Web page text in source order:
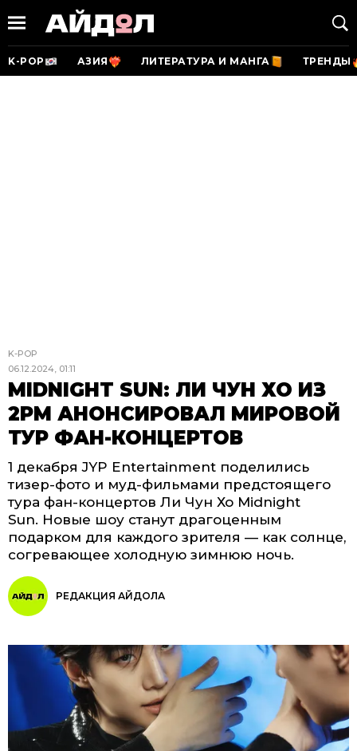
K-POP АЗИЯ ЛИТЕРАТУРА И МАНГА ТРЕНДЫ
K-POP
06.12.2024, 01:11
MIDNIGHT SUN: ЛИ ЧУН ХО ИЗ
2PM АНОНСИРОВАЛ МИРОВОЙ
ТУР ФАН-КОНЦЕРТОВ
1 декабря JYP Entertainment поделились
тизер-фото и муд-фильмами предстоящего
тура фан-концертов Ли Чун Хо Midnight
Sun. Новые шоу станут драгоценным
подарком для каждого зрителя — как солнце,
согревающее холодную зимнюю ночь.
РЕДАКЦИЯ АЙДОЛА